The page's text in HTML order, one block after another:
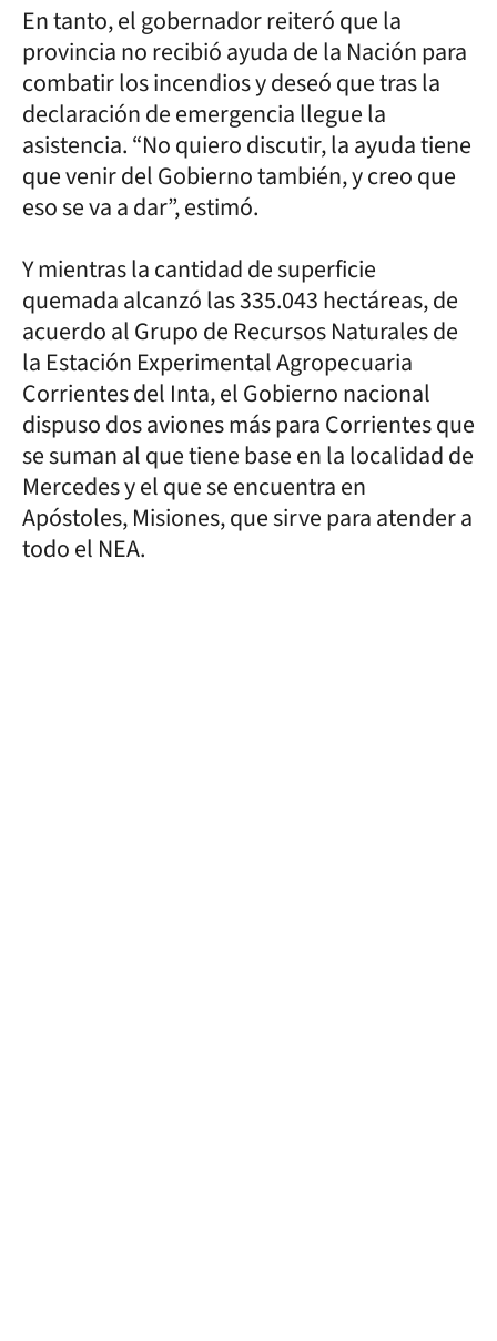
En tanto, el gobernador reiteró que la
provincia no recibió ayuda de la Nación para
combatir los incendios y deseó que tras la
declaración de emergencia llegue la
asistencia. “No quiero discutir, la ayuda tiene
que venir del Gobierno también, y creo que
eso se va a dar”, estimó.
Y mientras la cantidad de superficie
quemada alcanzó las 335.043 hectáreas, de
acuerdo al Grupo de Recursos Naturales de
la Estación Experimental Agropecuaria
Corrientes del Inta, el Gobierno nacional
dispuso dos aviones más para Corrientes que
se suman al que tiene base en la localidad de
Mercedes y el que se encuentra en
Apóstoles, Misiones, que sirve para atender a
todo el NEA.